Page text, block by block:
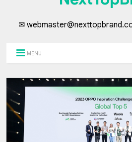
✉
MENU